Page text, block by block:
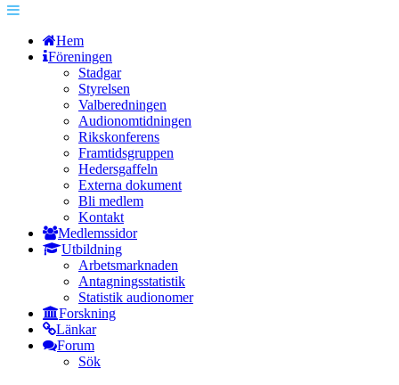
Hem
Föreningen
Stadgar
Styrelsen
Valberedningen
Audionomtidningen
Rikskonferens
Framtidsgruppen
Hedersgaffeln
Externa dokument
Bli medlem
Kontakt
Medlemssidor
Utbildning
Arbetsmarknaden
Antagningsstatistik
Statistik audionomer
Forskning
Länkar
Forum
Sök